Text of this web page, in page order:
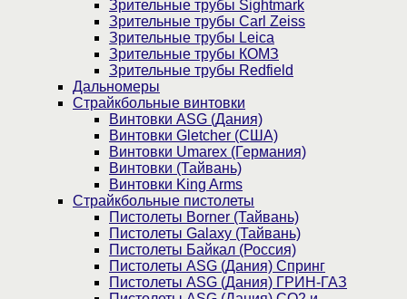
Зрительные трубы Sightmark
Зрительные трубы Carl Zeiss
Зрительные трубы Leica
Зрительные трубы КОМЗ
Зрительные трубы Redfield
Дальномеры
Страйкбольные винтовки
Винтовки ASG (Дания)
Винтовки Gletcher (США)
Винтовки Umarex (Германия)
Винтовки (Тайвань)
Винтовки King Arms
Страйкбольные пистолеты
Пистолеты Borner (Тайвань)
Пистолеты Galaxy (Тайвань)
Пистолеты Байкал (Россия)
Пистолеты ASG (Дания) Спринг
Пистолеты ASG (Дания) ГРИН-ГАЗ